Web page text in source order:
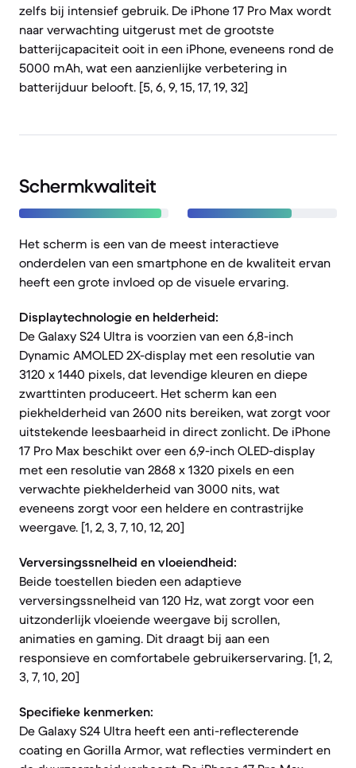
zelfs bij intensief gebruik. De iPhone 17 Pro Max wordt
naar verwachting uitgerust met de grootste
batterijcapaciteit ooit in een iPhone, eveneens rond de
5000 mAh, wat een aanzienlijke verbetering in
batterijduur belooft. [5, 6, 9, 15, 17, 19, 32]
Schermkwaliteit
Het scherm is een van de meest interactieve
onderdelen van een smartphone en de kwaliteit ervan
heeft een grote invloed op de visuele ervaring.
Displaytechnologie en helderheid:
De Galaxy S24 Ultra is voorzien van een 6,8-inch
Dynamic AMOLED 2X-display met een resolutie van
3120 x 1440 pixels, dat levendige kleuren en diepe
zwarttinten produceert. Het scherm kan een
piekhelderheid van 2600 nits bereiken, wat zorgt voor
uitstekende leesbaarheid in direct zonlicht. De iPhone
17 Pro Max beschikt over een 6,9-inch OLED-display
met een resolutie van 2868 x 1320 pixels en een
verwachte piekhelderheid van 3000 nits, wat
eveneens zorgt voor een heldere en contrastrijke
weergave. [1, 2, 3, 7, 10, 12, 20]
Verversingssnelheid en vloeiendheid:
Beide toestellen bieden een adaptieve
verversingssnelheid van 120 Hz, wat zorgt voor een
uitzonderlijk vloeiende weergave bij scrollen,
animaties en gaming. Dit draagt bij aan een
responsieve en comfortabele gebruikerservaring. [1, 2,
3, 7, 10, 20]
Specifieke kenmerken:
De Galaxy S24 Ultra heeft een anti-reflecterende
coating en Gorilla Armor, wat reflecties vermindert en